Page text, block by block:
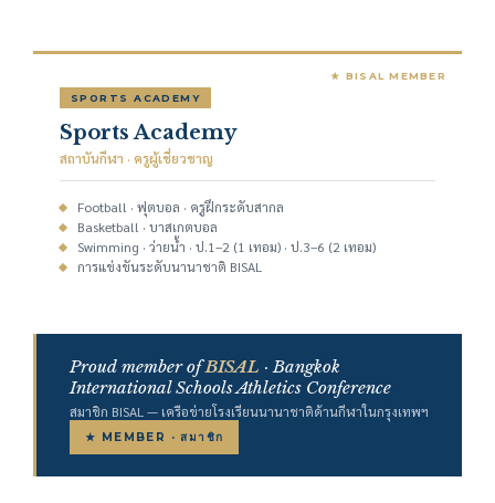
★ BISAL MEMBER
SPORTS ACADEMY
Sports Academy
สถาบันกีฬา · ครูผู้เชี่ยวชาญ
Football · ฟุตบอล · ครูฝึกระดับสากล
Basketball · บาสเกตบอล
Swimming · ว่ายน้ำ · ป.1–2 (1 เทอม) · ป.3–6 (2 เทอม)
การแข่งขันระดับนานาชาติ BISAL
Proud member ofBISAL · Bangkok
International Schools Athletics Conference
สมาชิก BISAL — เครือข่ายโรงเรียนนานาชาติด้านกีฬาในกรุงเทพฯ
★ MEMBER · สมาชิก